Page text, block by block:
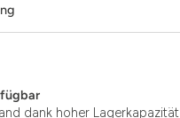
dank hoher Lagerkapazität